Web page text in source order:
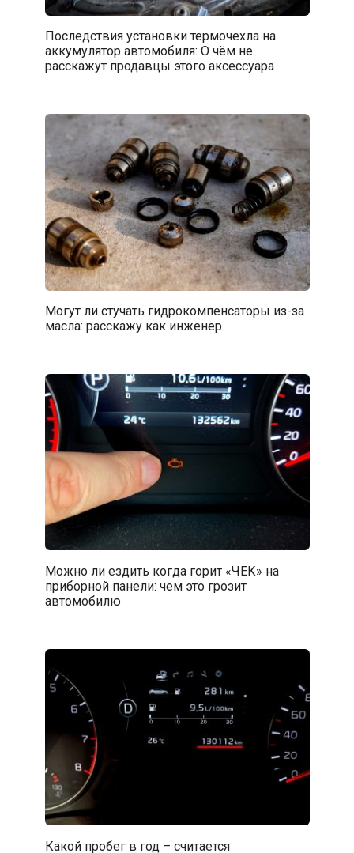
Последствия установки термочехла на
аккумулятор автомобиля: О чём не
расскажут продавцы этого аксессуара
Могут ли стучать гидрокомпенсаторы из-за
масла: расскажу как инженер
Можно ли ездить когда горит «ЧЕК» на
приборной панели: чем это грозит
автомобилю
Какой пробег в год – считается